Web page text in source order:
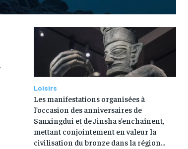
Loisirs
Les manifestations organisées à
l’occasion des anniversaires de
Sanxingdui et de Jinsha s’enchaînent,
mettant conjointement en valeur la
civilisation du bronze dans la région...